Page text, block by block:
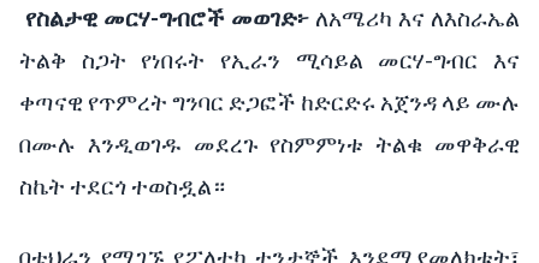
የስልታዊ መርሃ-ግብሮች መወገድ፦ ለአሜሪካ እና ለእስራኤል
ትልቅ ስጋት የነበሩት የኢራን ሚሳይል መርሃ-ግብር እና
ቀጣናዊ የጥምረት ግንባር ድጋፎች ከድርድሩ አጀንዳ ላይ ሙሉ
በሙሉ እንዲወገዱ መደረጉ የስምምነቱ ትልቁ መዋቅራዊ
ስኬት ተደርጎ ተወስዷል።